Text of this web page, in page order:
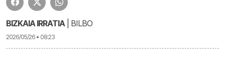
BIZKAIA IRRATIA| BILBO
2026/05/26 • 08:23